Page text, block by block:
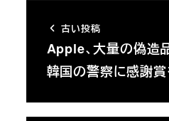
古い投稿
Apple、大量の偽造
韓国の警察に感謝